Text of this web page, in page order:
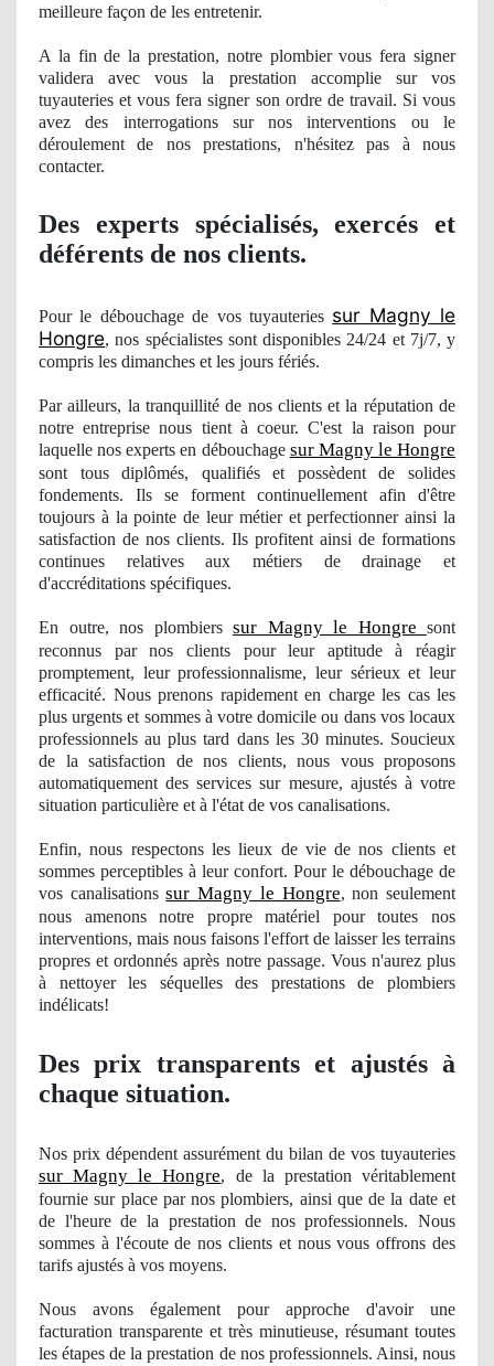
meilleure façon de les entretenir.
A la fin de la prestation, notre plombiervous fera signer
validera avec vous la prestation accomplie sur vos
tuyauteries et vous fera signer son ordre de travail. Si vous
avez des interrogations sur nos interventions ou le
déroulement de nosprestations, n'hésitez pas à nous
contacter.
Des experts spécialisés, exercés et
déférents de nos clients.
Pour le débouchage de vos tuyauteries sur Magny le
Hongre, nos spécialistes sont disponibles 24/24 et 7j/7, y
compris les dimanches et les jours fériés.
Par ailleurs, la tranquillité de nos clients et la réputation de
notre entreprise nous tient à coeur. C'est la raison pour
laquelle nosexperts en débouchage sur Magny le Hongre
sont tous diplômés, qualifiés et possèdent de solides
fondements. Ils se forment continuellement afin d'être
toujours à la pointe de leur métier et perfectionner ainsi la
satisfaction de nos clients. Ils profitent ainsi de formations
continues relatives aux métiers de drainage et
d'accréditations spécifiques.
En outre, nos plombiers sur Magny le Hongre sont
reconnus par nos clients pour leur aptitude à réagir
promptement, leur professionnalisme, leur sérieux et leur
efficacité. Nous prenons rapidement en charge les cas les
plus urgents et sommes à votre domicile ou dans vos locaux
professionnels au plus tard dans les 30 minutes. Soucieux
de la satisfaction de nos clients, nous vous proposons
automatiquement des services sur mesure, ajustés à votre
situation particulière et à l'état de vos canalisations.
Enfin, nous respectons les lieux de vie de nos clients et
sommes perceptibles à leur confort. Pour le débouchage de
vos canalisationssur Magny le Hongre, non seulement
nous amenons notre propre matériel pour toutes nos
interventions, mais nous faisons l'effort de laisser les terrains
propres et ordonnés après notre passage. Vous n'aurez plus
à nettoyer les séquelles des prestations de plombiers
indélicats!
Des prix transparents et ajustés à
chaque situation.
Nos prix dépendent assurément du bilan de vos tuyauteries
sur Magny le Hongre, de la prestation véritablement
fournie sur place par nos plombiers, ainsi que de la date et
de l'heure de la prestation de nosprofessionnels. Nous
sommes à l'écoute de nos clients et nous vous offrons des
tarifs ajustés à vos moyens.
Nous avons également pour approche d'avoir une
facturation transparente et très minutieuse, résumant toutes
les étapes de la prestation de nos professionnels. Ainsi, nous